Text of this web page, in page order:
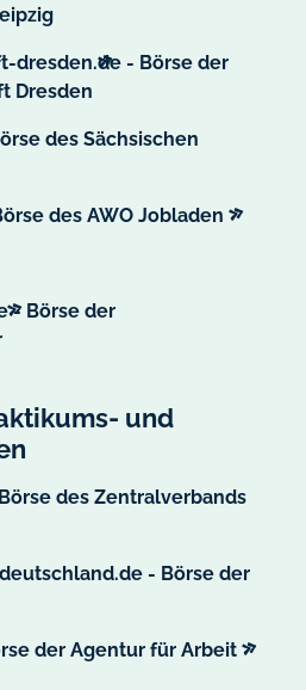
externer
dresden.de - Börse der
Dresden
des Sächsischen
des AWO Jobladen externer
- Börse der
externer
und
des Zentralverbands
- Börse der
der Agentur für Arbeit